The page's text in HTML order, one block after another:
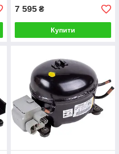
7 595 ₴
Купити